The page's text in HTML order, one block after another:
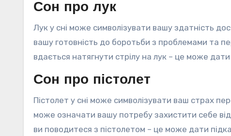
Сон про лук
Лук у сні може символізувати вашу здатність
вашу готовність до боротьби з проблемами та
вдається натягнути стрілу на лук – це може
Сон про пістолет
Пістолет у сні може символізувати ваш страх
може означати вашу потребу захистити себе
ви поводитеся з пістолетом – це може дати